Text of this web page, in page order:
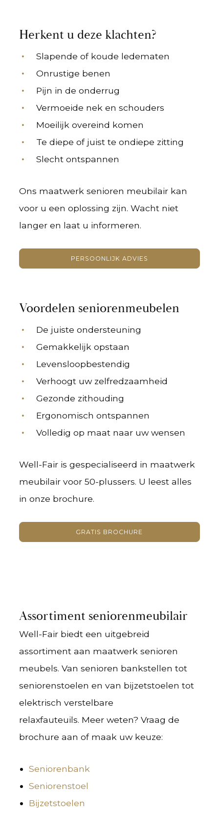
Herkent u deze klachten?
Slapende of koude ledematen
Onrustige benen
Pijn in de onderrug
Vermoeide nek en schouders
Moeilijk overeind komen
Te diepe of juist te ondiepe zitting
Slecht ontspannen
Ons maatwerk senioren meubilair kan
voor u een oplossing zijn. Wacht niet
langer en laat u informeren.
PERSOONLIJK ADVIES
Voordelen seniorenmeubelen
De juiste ondersteuning
Gemakkelijk opstaan
Levensloopbestendig
Verhoogt uw zelfredzaamheid
Gezonde zithouding
Ergonomisch ontspannen
Volledig op maat naar uw wensen
Well-Fair is gespecialiseerd in maatwerk
meubilair voor 50-plussers. U leest alles
in onze brochure.
GRATIS BROCHURE
Assortiment seniorenmeubilair
Well-Fair biedt een uitgebreid
assortiment aan maatwerk senioren
meubels. Van senioren bankstellen tot
seniorenstoelen en van bijzetstoelen tot
elektrisch verstelbare
relaxfauteuils. Meer weten? Vraag de
brochure aan of maak uw keuze:
Seniorenbank
Seniorenstoel
Bijzetstoelen